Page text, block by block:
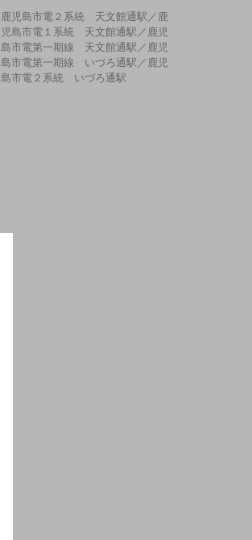
鹿児島市電２系統 天文館通駅／鹿
児島市電１系統 天文館通駅／鹿児
島市電第一期線 天文館通駅／鹿児
島市電第一期線 いづろ通駅／鹿児
島市電２系統 いづろ通駅